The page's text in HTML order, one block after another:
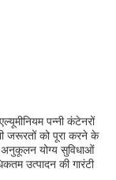
पन्नी कंटेनरों
जरूरतों को पूरा करने के
अनुकूलन योग्य सुविधाओं
उत्पादन की गारंटी